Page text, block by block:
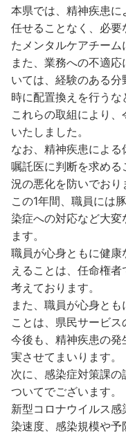
本県では、精神疾患
任せることなく、必
たメンタルケアチーム
また、業務への不適
いては、経験のある
時に配置換えを行うな
これらの取組により
いたしました。
なお、精神疾患によ
嘱託医に判断を求め
況の悪化を防いでおり
この1年間、職員には
染症への対応など大
ます。
職員が心身ともに健
えることは、任命権
考えております。
また、職員が心身と
ことは、県民サービス
今後も、精神疾患の
実させてまいります。
次に、感染症対策課
ついてでございます。
新型コロナウイルス
染速度、感染規模や